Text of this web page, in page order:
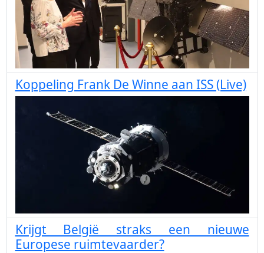
Koppeling Frank De Winne aan ISS (Live)
Krijgt België straks een nieuwe
Europese ruimtevaarder?